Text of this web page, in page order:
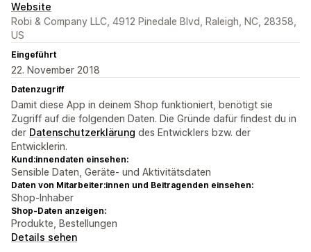
Website
Robi & Company LLC, 4912 Pinedale Blvd, Raleigh, NC, 28358,
US
Eingeführt
22. November 2018
Datenzugriff
Damit diese App in deinem Shop funktioniert, benötigt sie
Zugriff auf die folgenden Daten. Die Gründe dafür findest du in
der Datenschutzerklärung des Entwicklers bzw. der
Entwicklerin.
Kund:innendaten einsehen:
Sensible Daten, Geräte- und Aktivitätsdaten
Daten von Mitarbeiter:innen und Beitragenden einsehen:
Shop-Inhaber
Shop-Daten anzeigen:
Produkte, Bestellungen
Details sehen